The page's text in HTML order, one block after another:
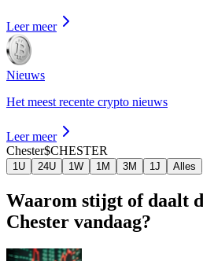
Leer meer
Nieuws
Het meest recente crypto nieuws
Leer meer
Chester$CHESTER
1U 24U 1W 1M 3M 1J Alles
Waarom stijgt of daalt
Chester vandaag?